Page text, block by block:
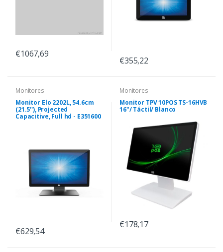
€1067,69
€355,22
Monitores
Monitor Elo 2202L, 54.6cm
(21.5''), Projected
Capacitive, Full hd - E351600
€629,54
Monitores
Monitor TPV 10POS TS-16HVB
16"/ Táctil/ Blanco
€178,17